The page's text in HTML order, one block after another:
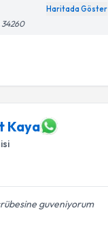
Haritada Göster
34260
Kaya
guveniyorum